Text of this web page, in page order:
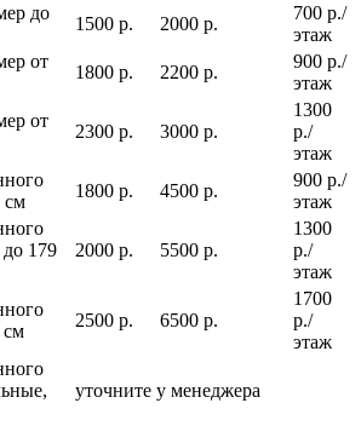
до
1500 р. 2000 р.
700 р./
этаж
от
1800 р. 2200 р.
900 р./
этаж
от
2300 р. 3000 р.
1300
р./
этаж
см
1800 р. 4500 р.
900 р./
этаж
179
2000 р. 5500 р.
1300
р./
этаж
см
2500 р. 6500 р.
1700
р./
этаж
уточните у менеджера